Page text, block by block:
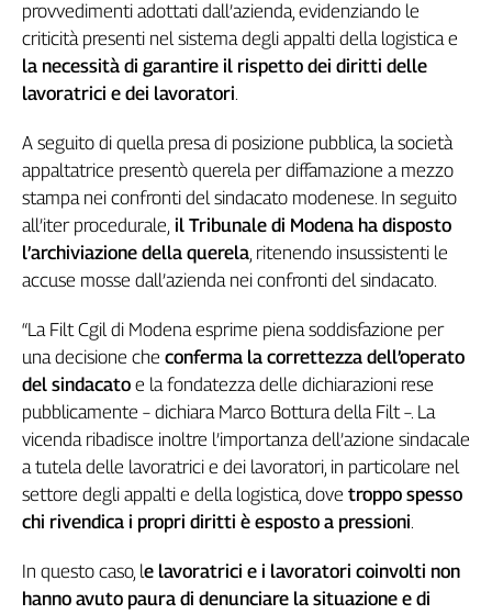
Collettiva
Talk
La
settimana
Girasoli
Sassolino
Linea
Economica
Tech
Easy
Inserti
Idea
Diffusa
InFlai
Le
Work
provvedimenti adottati dall’azienda, evidenziando le
criticità presenti nel sistema degli appalti della logistica e
la necessità di garantire il rispetto dei diritti delle
lavoratrici e dei lavoratori.
A seguito di quella presa di posizione pubblica, la società
appaltatrice presentò querela per diffamazione a mezzo
stampa nei confronti del sindacato modenese. In seguito
all’iter procedurale, il Tribunale di Modena ha disposto
l’archiviazione della querela, ritenendo insussistenti le
accuse mosse dall’azienda nei confronti del sindacato.
“La Filt Cgil di Modena esprime piena soddisfazione per
una decisione che conferma la correttezza dell’operato
del sindacato e la fondatezza delle dichiarazioni rese
pubblicamente – dichiara Marco Bottura della Filt –. La
vicenda ribadisce inoltre l’importanza dell’azione sindacale
a tutela delle lavoratrici e dei lavoratori, in particolare nel
settore degli appalti e della logistica, dove troppo spesso
chi rivendica i propri diritti è esposto a pressioni.
In questo caso, le lavoratrici e i lavoratori coinvolti non
hanno avuto paura di denunciare la situazione e di